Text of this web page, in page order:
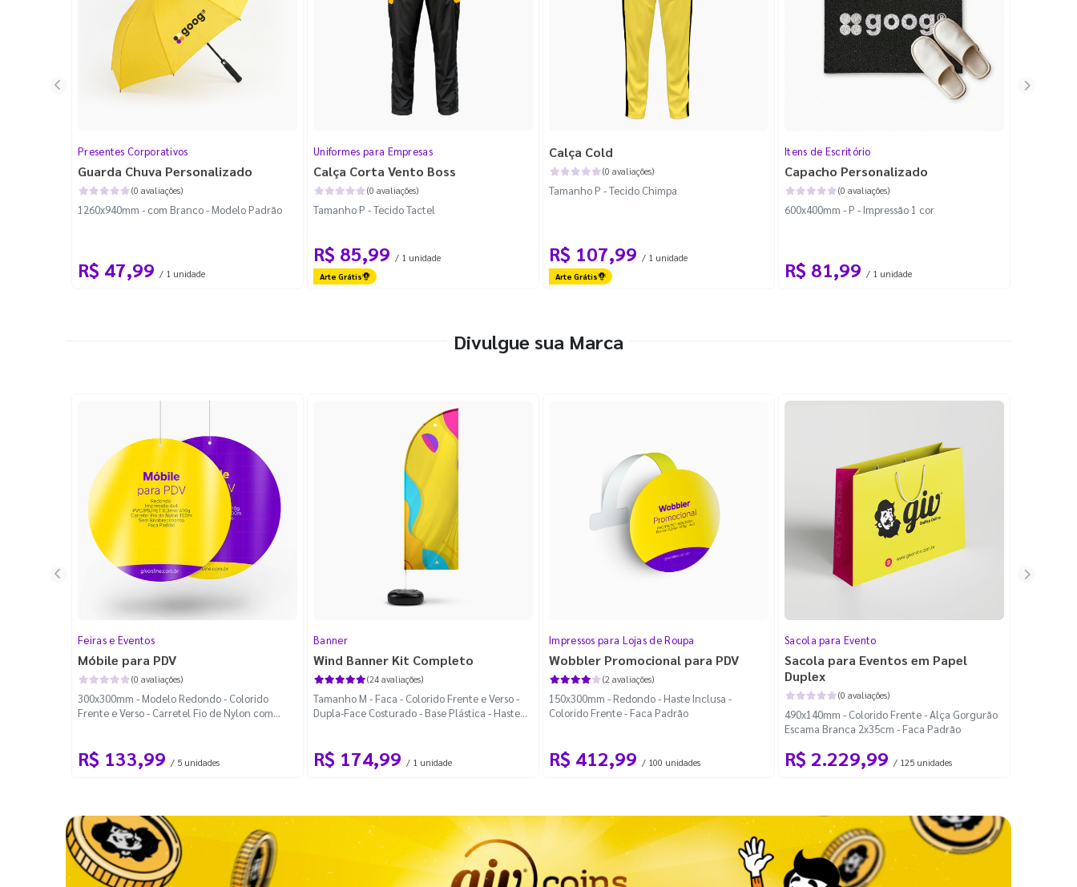
Presentes Corporativos
Guarda Chuva Personalizado
(0 avaliações)
1260x940mm - com Branco - Modelo Padrão
R$ 47,99 / 1 unidade
Uniformes para Empresas
Calça Corta Vento Boss
(0 avaliações)
Tamanho P - Tecido Tactel
R$ 85,99 / 1 unidade
Arte Grátis
Calça Cold
(0 avaliações)
Tamanho P - Tecido Chimpa
R$ 107,99 / 1 unidade
Arte Grátis
Itens de Escritório
Capacho Personalizado
(0 avaliações)
600x400mm - P - Impressão 1 cor
R$ 81,99 / 1 unidade
Divulgue sua Marca
Feiras e Eventos
Móbile para PDV
(0 avaliações)
300x300mm - Modelo Redondo - Colorido
Frente e Verso - Carretel Fio de Nylon com
R$ 133,99 / 5 unidades
Banner
Wind Banner Kit Completo
(24 avaliações)
Tamanho M - Faca - Colorido Frente e Verso -
Dupla-Face Costurado - Base Plástica - Haste
R$ 174,99 / 1 unidade
Impressos para Lojas de Roupa
Wobbler Promocional para PDV
(2 avaliações)
150x300mm - Redondo - Haste Inclusa -
Colorido Frente - Faca Padrão
R$ 412,99 / 100 unidades
Sacola para Evento
Sacola para Eventos em Papel
Duplex
(0 avaliações)
490x140mm - Colorido Frente - Alça Gorgurão
Escama Branca 2x35cm - Faca Padrão
R$ 2.229,99 / 125 unidades